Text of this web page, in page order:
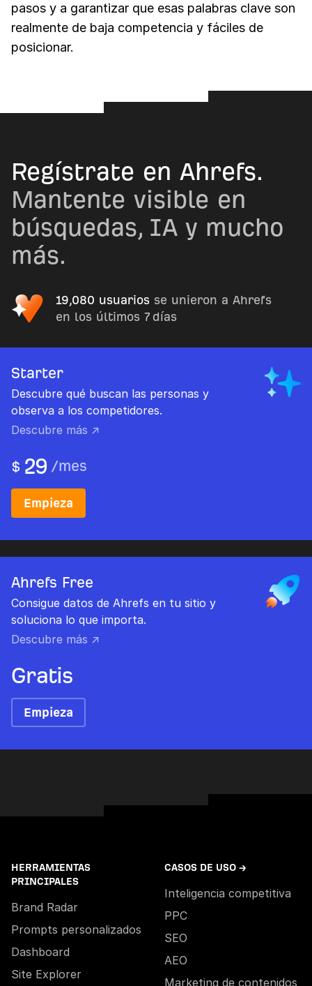
pasos y a garantizar que esas palabras clave son
realmente de baja competencia y fáciles de
posicionar.
Regístrate en Ahrefs.
Mantente visible en
búsquedas, IA y mucho
más.
19,080 usuarios se unieron a Ahrefs
en los últimos 7 días
Starter
Descubre qué buscan las personas y
observa a los competidores.
Descubre más ↗
$ 29 /mes
Empieza
Ahrefs Free
Consigue datos de Ahrefs en tu sitio y
soluciona lo que importa.
Descubre más ↗
Gratis
Empieza
HERRAMIENTAS
PRINCIPALES
Brand Radar
Prompts personalizados
Dashboard
Site Explorer
CASOS DE USO →
Inteligencia competitiva
PPC
SEO
AEO
Marketing de contenidos